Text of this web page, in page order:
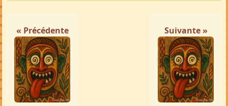
« Précédente Suivante »